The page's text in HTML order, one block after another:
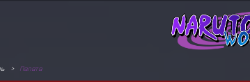
Палата